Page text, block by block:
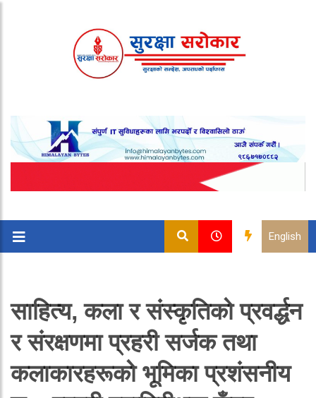
English
साहित्य, कला र संस्कृतिको प्रवर्द्धन
र संरक्षणमा प्रहरी सर्जक तथा
कलाकारहरूको भूमिका प्रशंसनीय